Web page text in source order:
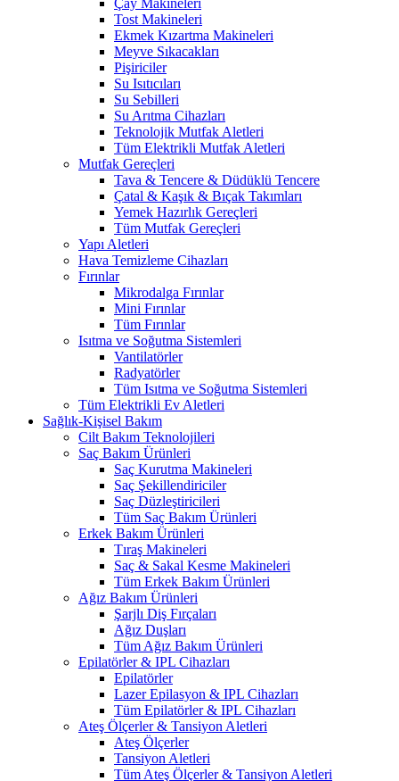
Çay Makineleri
Tost Makineleri
Ekmek Kızartma Makineleri
Meyve Sıkacakları
Pişiriciler
Su Isıtıcıları
Su Sebilleri
Su Arıtma Cihazları
Teknolojik Mutfak Aletleri
Tüm Elektrikli Mutfak Aletleri
Mutfak Gereçleri
Tava & Tencere & Düdüklü Tencere
Çatal & Kaşık & Bıçak Takımları
Yemek Hazırlık Gereçleri
Tüm Mutfak Gereçleri
Yapı Aletleri
Hava Temizleme Cihazları
Fırınlar
Mikrodalga Fırınlar
Mini Fırınlar
Tüm Fırınlar
Isıtma ve Soğutma Sistemleri
Vantilatörler
Radyatörler
Tüm Isıtma ve Soğutma Sistemleri
Tüm Elektrikli Ev Aletleri
Sağlık-Kişisel Bakım
Cilt Bakım Teknolojileri
Saç Bakım Ürünleri
Saç Kurutma Makineleri
Saç Şekillendiriciler
Saç Düzleştiricileri
Tüm Saç Bakım Ürünleri
Erkek Bakım Ürünleri
Tıraş Makineleri
Saç & Sakal Kesme Makineleri
Tüm Erkek Bakım Ürünleri
Ağız Bakım Ürünleri
Şarjlı Diş Fırçaları
Ağız Duşları
Tüm Ağız Bakım Ürünleri
Epilatörler & IPL Cihazları
Epilatörler
Lazer Epilasyon & IPL Cihazları
Tüm Epilatörler & IPL Cihazları
Ateş Ölçerler & Tansiyon Aletleri
Ateş Ölçerler
Tansiyon Aletleri
Tüm Ateş Ölçerler & Tansiyon Aletleri